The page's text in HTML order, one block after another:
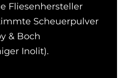
Fliesenhersteller
Scheuerpulver
& Boch
Inolit).